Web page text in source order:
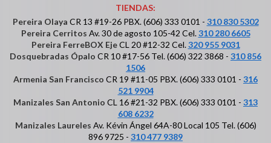
TIENDAS:
Pereira Olaya CR 13 #19-26 PBX. (606) 333 0101 - 310 830 5302
Pereira Cerritos Av. 30 de agosto 105-42 Cel.310 280 6605
Pereira FerreBOX EjeCL 20 #12-32 Cel.320 955 9031
Dosquebradas Ópalo CR 10 #17-56 Tel. (606) 322 3868 - 310 856
1506
Armenia San Francisco CR 19 #11-05 PBX. (606) 333 0101 - 316
521 9904
Manizales San Antonio CL 16 #21-32 PBX. (606) 333 0101 - 313
608 6232
Manizales Laureles Av. Kévin Ángel 64A-80 Local 105 Tel. (606)
896 9725 - 310 477 9389